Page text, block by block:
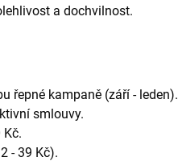
a dochvilnost.
řepné kampaně (září - leden).
smlouvy.
- 39 Kč).